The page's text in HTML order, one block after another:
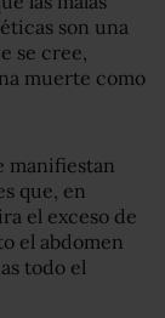
son una
se cree,
muerte como
manifiestan
que, en
el exceso de
el abdomen
todo el